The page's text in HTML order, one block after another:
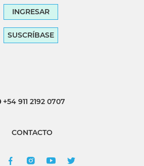
INGRESAR
SUSCRÍBASE
+54 911 2192 0707
CONTACTO